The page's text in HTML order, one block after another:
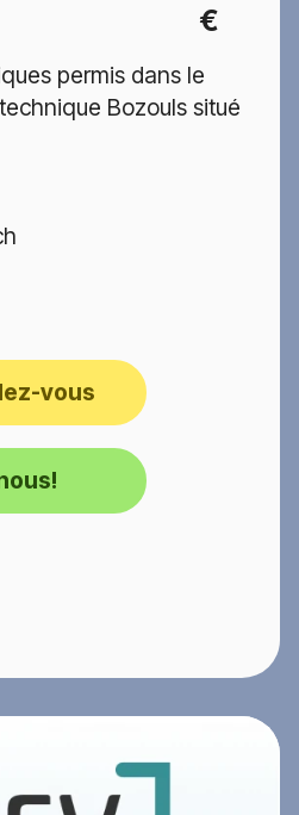
€
permis dans le
Bozouls situé
vous